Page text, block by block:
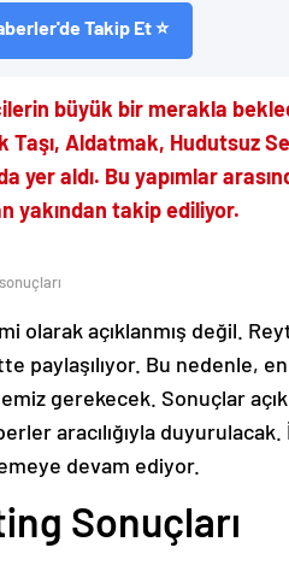
Takip Et ⭐
büyük bir merakla
Taşı, Aldatmak, Hudutsuz
yer aldı. Bu yapımlar
yakından takip ediliyor.
olarak açıklanmış değil.
paylaşılıyor. Bu nedenle,
gerekecek. Sonuçlar
aracılığıyla
devam ediyor.
Sonuçları